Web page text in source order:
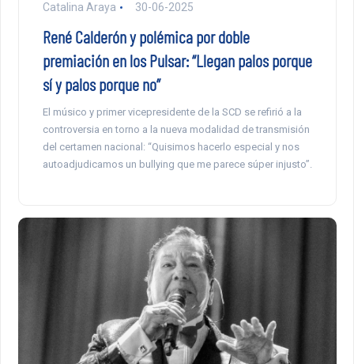
Catalina Araya 30-06-2025
René Calderón y polémica por doble
premiación en los Pulsar: “Llegan palos porque
sí y palos porque no”
El músico y primer vicepresidente de la SCD se refirió a la
controversia en torno a la nueva modalidad de transmisión
del certamen nacional: “Quisimos hacerlo especial y nos
autoadjudicamos un bullying que me parece súper injusto”.